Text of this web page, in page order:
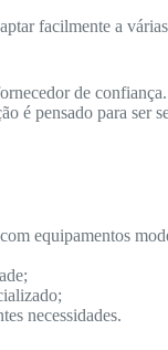
facilmente a
de
é pensado para ser
com equipamentos
necessidades.